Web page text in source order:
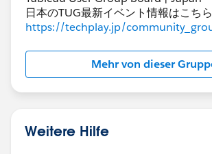
日本のTUG最新イベント情報はこちら
https://techplay.jp/
Mehr von dieser
Weitere Hilfe